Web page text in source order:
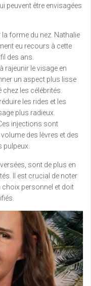
peuvent être envisagées
forme du nez. Nathalie
eu recours à cette
des ans.
rajeunir le visage en
un aspect plus lisse
les célébrités.
les rides et les
plus radieux.
injections sont
des lèvres et des
sont de plus en
Il est crucial de noter
choix personnel et doit